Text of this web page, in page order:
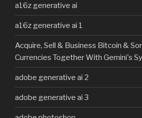
a16z generative ai
a16z generative ai 1
Acquire, Sell & Business Bitcoin &
Currencies Together With Gemini's
adobe generative ai 2
adobe generative ai 3